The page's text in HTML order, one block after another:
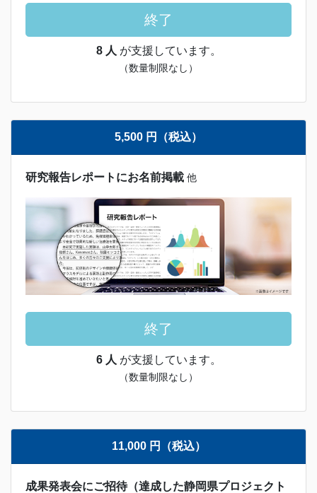
終了
8 人 が支援しています。
（数量制限なし）
5,500 円（税込）
研究報告レポートにお名前掲載 他
終了
6 人 が支援しています。
（数量制限なし）
11,000 円（税込）
成果発表会にご招待（達成した静岡県プロジェクト